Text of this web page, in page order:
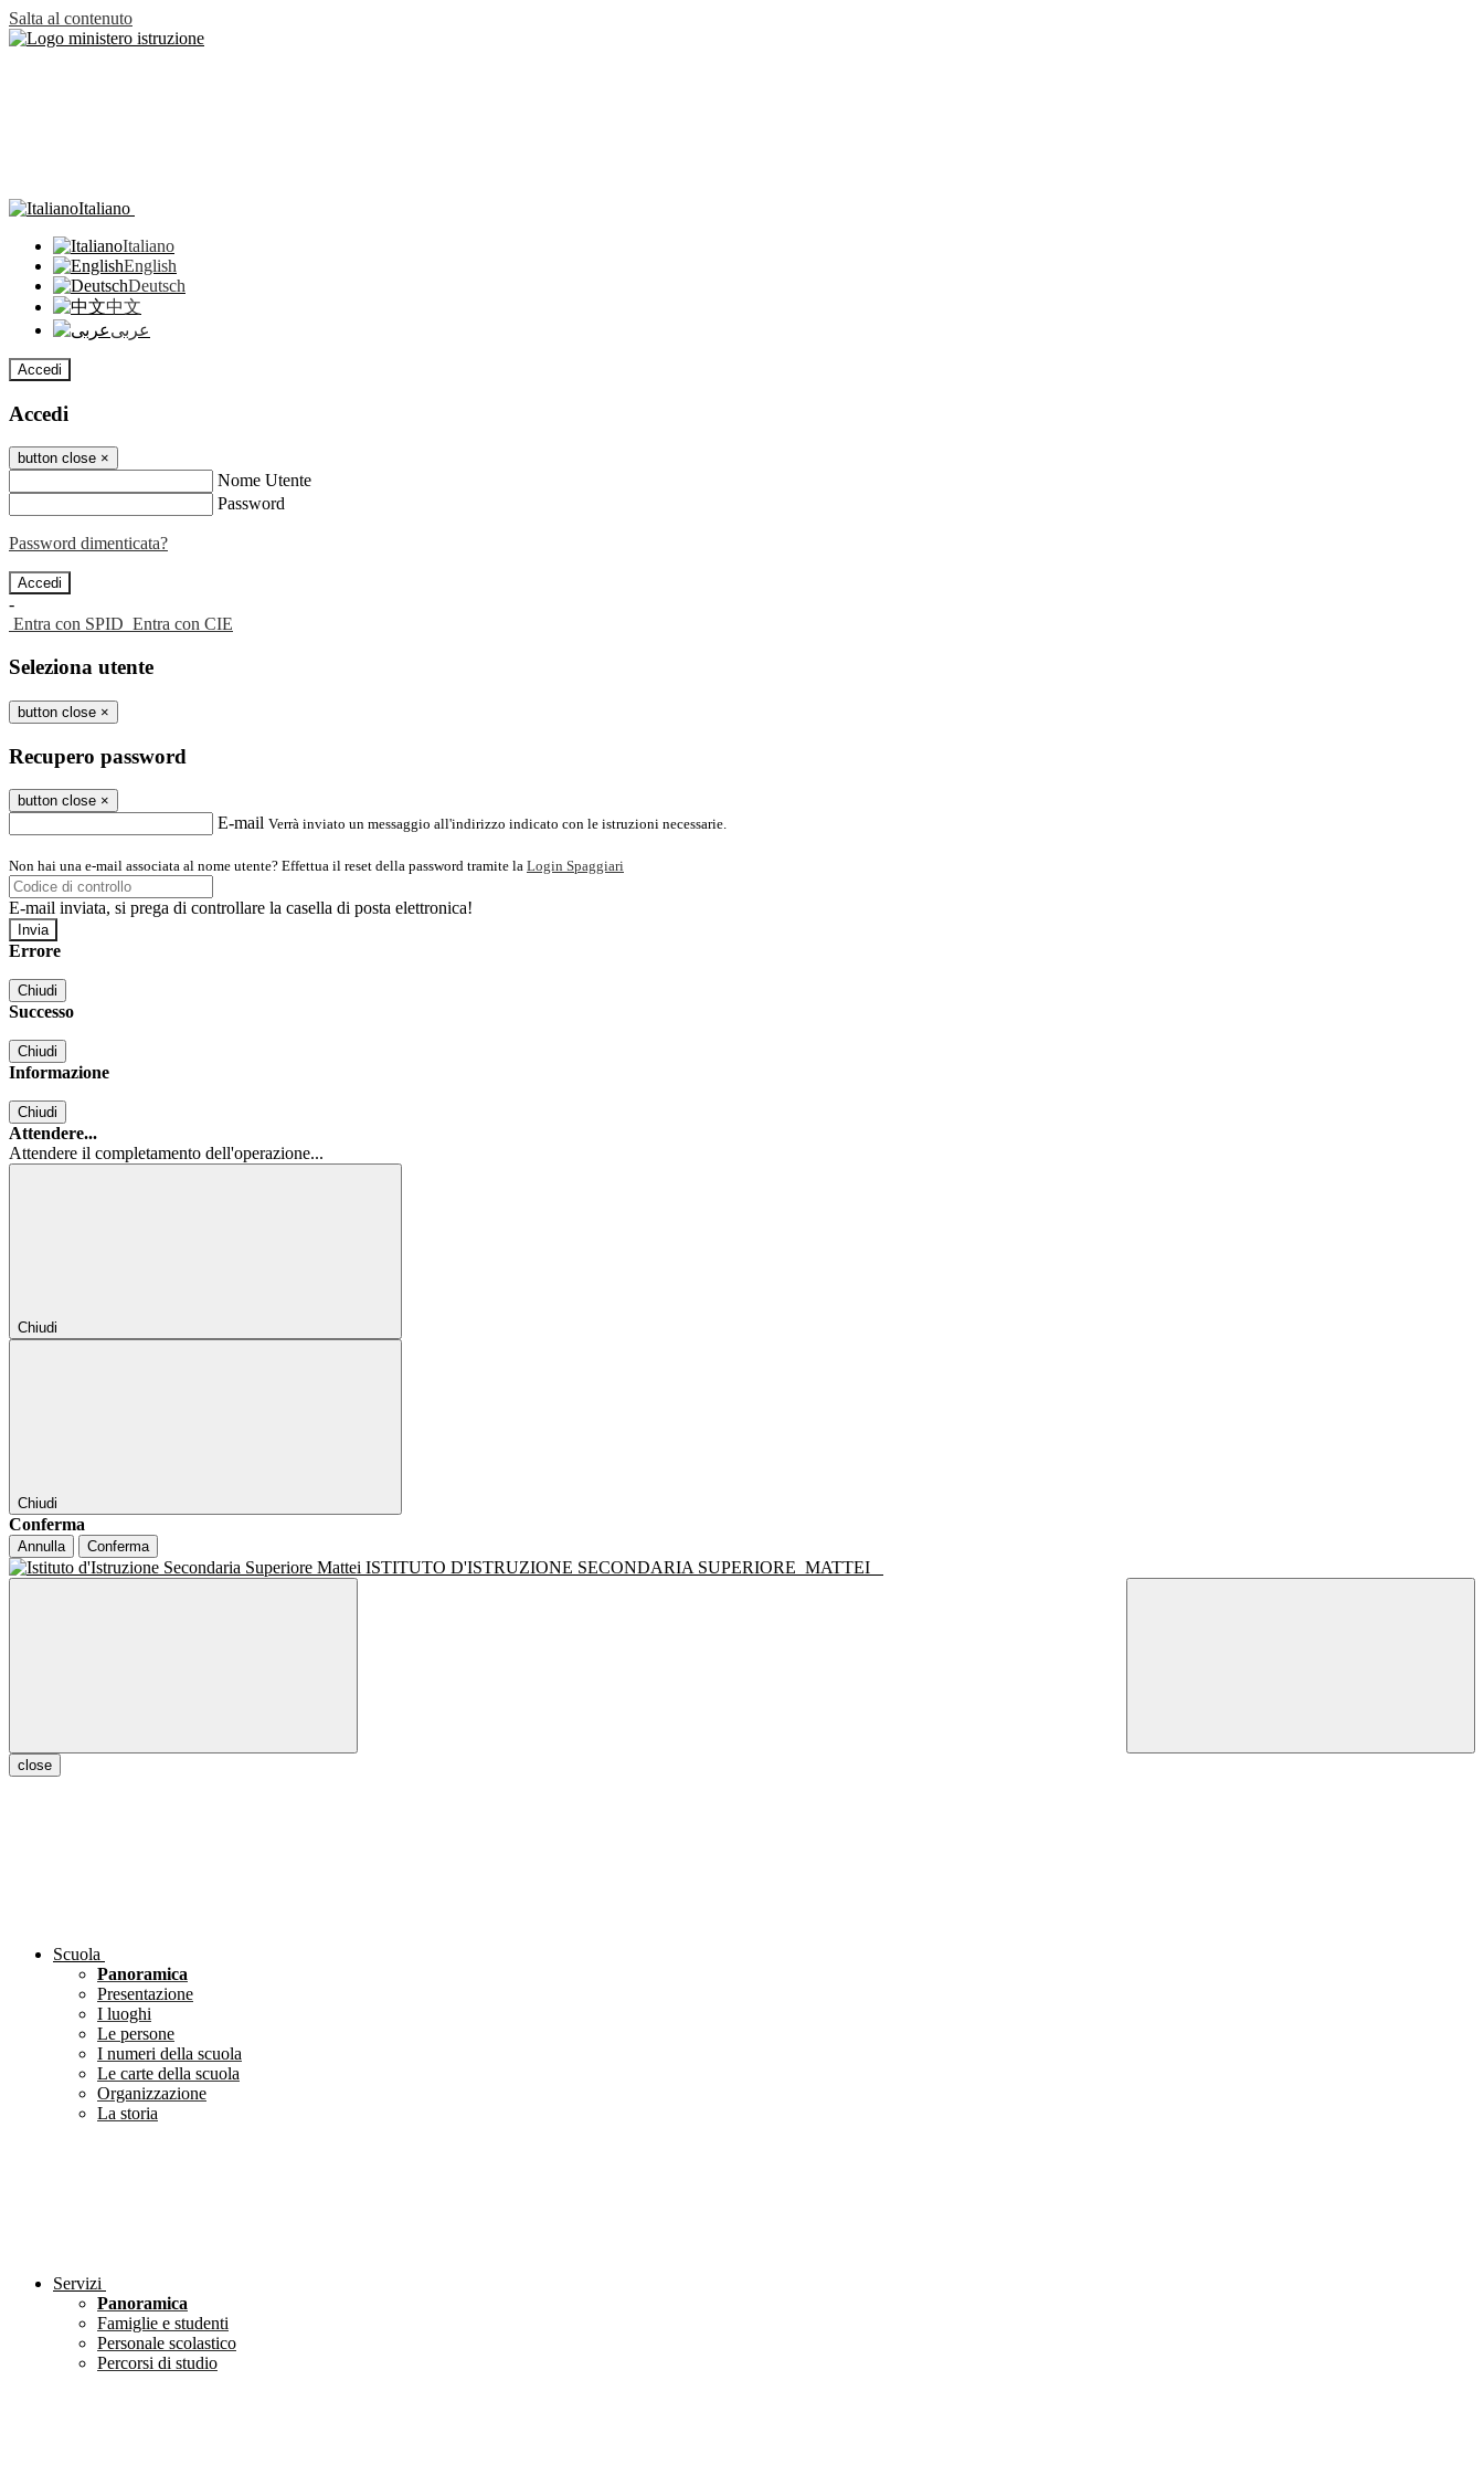
Salta al contenuto
Italiano
Italiano
English
Deutsch
中文
عربى
Accedi
Accedi
button close ×
Nome Utente
Password
Password dimenticata?
-
Entra con SPID Entra con CIE
Seleziona utente
button close ×
Recupero password
button close ×
E-mail Verrà inviato un messaggio all'indirizzo indicato con le istruzioni necessarie.
Non hai una e-mail associata al nome utente? Effettua il reset della password tramite la Login Spaggiari
E-mail inviata, si prega di controllare la casella di posta elettronica!
Errore
Chiudi
Successo
Chiudi
Informazione
Chiudi
Attendere...
Attendere il completamento dell'operazione...
Chiudi
Chiudi
Conferma
Annulla Conferma
ISTITUTO D'ISTRUZIONE SECONDARIA SUPERIORE MATTEI
close
Scuola
Panoramica
Presentazione
I luoghi
Le persone
I numeri della scuola
Le carte della scuola
Organizzazione
La storia
Servizi
Panoramica
Famiglie e studenti
Personale scolastico
Percorsi di studio